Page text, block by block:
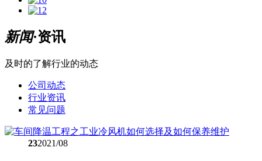
新闻·资讯
及时的了解行业的动态
公司动态
行业资讯
常见问题
232021/08